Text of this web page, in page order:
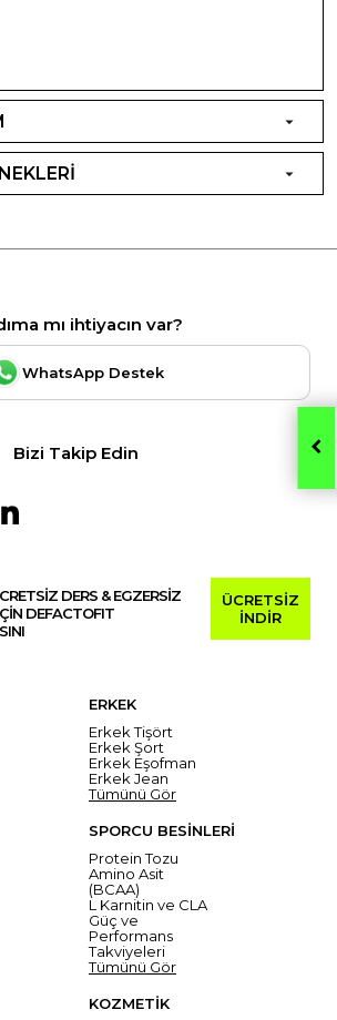
mı ihtiyacın var?
WhatsApp Destek
Bizi Takip Edin
DERS & EGZERSİZ
DEFACTOFIT
ÜCRETSİZ
İNDİR
ERKEK
Erkek Tişört
Erkek Şort
Erkek Eşofman
Erkek Jean
Tümünü Gör
SPORCU BESİNLERİ
Protein Tozu
Amino Asit
(BCAA)
L Karnitin ve CLA
Güç ve
Performans
Takviyeleri
Tümünü Gör
KOZMETİK